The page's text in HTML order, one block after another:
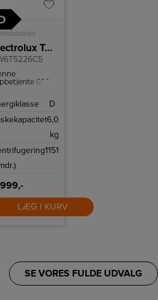
Electrolux Topbetjent vaskemaskine
600
med et
der
af
D
6,0
kg
1151
LÆG I KURV
SE VORES FULDE UDVALG